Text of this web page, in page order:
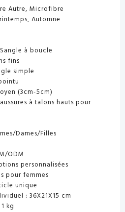
Autre, Microfibre
Automne
Sangle à boucle
fins
simple
(3cm-5cm)
à talons hauts pour
Dames/Filles
ODM
personnalisées
pour femmes
unique
: 36X21X15 cm
1 kg